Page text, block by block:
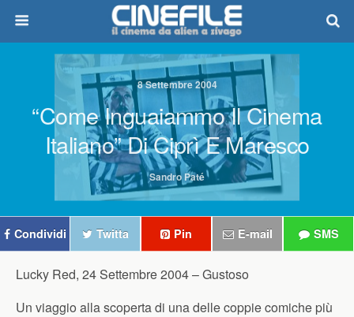
8 Settembre 2004
“Come Inguaiammo Il Cinema
Italiano” Di Ciprì E Maresco
Sandro Paté
Condividi Twitta Pin E-mail SMS
Lucky Red, 24 Settembre 2004 –Gustoso
Un viaggio alla scoperta di una delle coppie comiche più